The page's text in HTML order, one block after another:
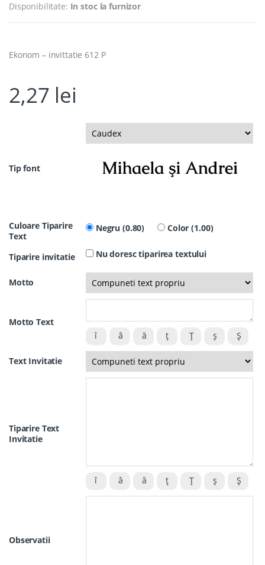
Disponibilitate: In stoc la furnizor
Ekonom – invittatie 612 P
2,27 lei
Tip font
Culoare Tiparire
Text
Negru (0.80) Color (1.00)
Tiparire invitatie Nu doresc tiparirea textului
Motto
Motto Text
Text Invitatie
Tiparire Text
Invitatie
Observatii